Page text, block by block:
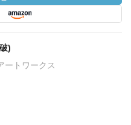
)
ートワークス